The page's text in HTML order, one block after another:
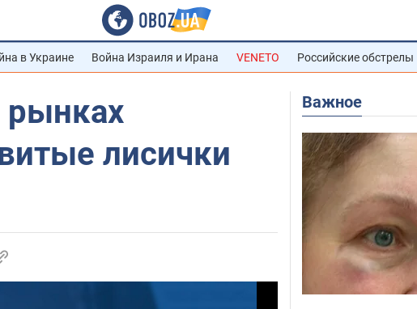
в Украине Война Израиля и Ирана VENETO Российские обстрелы
лисички
Важное